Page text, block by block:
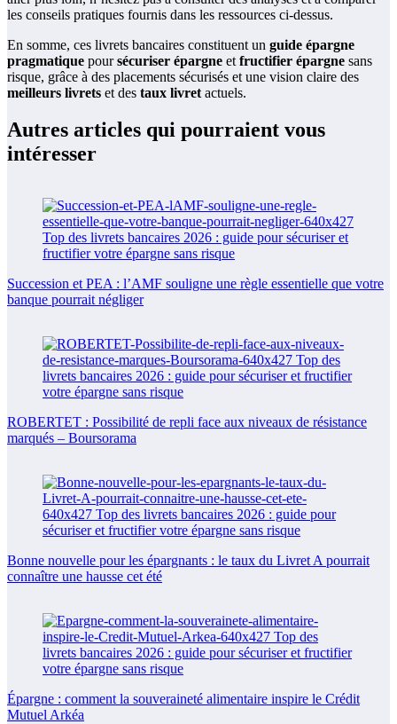
les conseils pratiques fournis dans les ressources ci-dessus.
En somme, ces livrets bancaires constituent un guide épargne
pragmatique poursécuriser épargne et fructifier épargne sans
risque, grâce à des placements sécurisés et une vision claire des
meilleurs livrets et des taux livret actuels.
Autres articles qui pourraient vous
intéresser
Succession et PEA : l’AMF souligne une règle essentielle que votre
banque pourrait négliger
ROBERTET : Possibilité de repli face aux niveaux de résistance
marqués – Boursorama
Bonne nouvelle pour les épargnants : le taux du Livret A pourrait
connaître une hausse cet été
Épargne : comment la souveraineté alimentaire inspire le Crédit
Mutuel Arkéa